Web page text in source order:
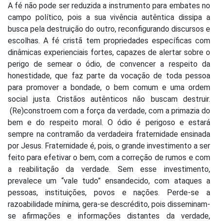
A fé não pode ser reduzida a instrumento para embates no
campo político, pois a sua vivência autêntica dissipa a
busca pela destruição do outro, reconfigurando discursos e
escolhas. A fé cristã tem propriedades específicas com
dinâmicas experienciais fortes, capazes de alertar sobre o
perigo de semear o ódio, de convencer a respeito da
honestidade, que faz parte da vocação de toda pessoa
para promover a bondade, o bem comum e uma ordem
social justa. Cristãos autênticos não buscam destruir.
(Re)constroem com a força da verdade, com a primazia do
bem e do respeito moral. O ódio é perigoso e estará
sempre na contramão da verdadeira fraternidade ensinada
por Jesus. Fraternidade é, pois, o grande investimento a ser
feito para efetivar o bem, com a correção de rumos e com
a reabilitação da verdade. Sem esse investimento,
prevalece um “vale tudo” ensandecido, com ataques a
pessoas, instituições, povos e nações. Perde-se a
razoabilidade mínima, gera-se descrédito, pois disseminam-
se afirmações e informações distantes da verdade,